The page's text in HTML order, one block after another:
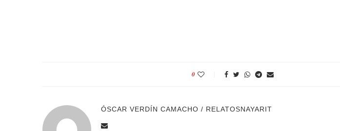
0
ÓSCAR VERDÍN CAMACHO / RELATOSNAYARIT